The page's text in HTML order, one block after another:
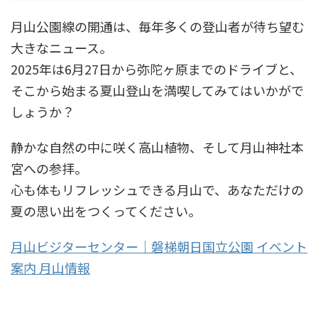
月山公園線の開通は、毎年多くの登山者が待ち望む
大きなニュース。
2025年は6月27日から弥陀ヶ原までのドライブと、
そこから始まる夏山登山を満喫してみてはいかがで
しょうか？
静かな自然の中に咲く高山植物、そして月山神社本
宮への参拝。
心も体もリフレッシュできる月山で、あなただけの
夏の思い出をつくってください。
月山ビジターセンター｜磐梯朝日国立公園 イベント
案内 月山情報